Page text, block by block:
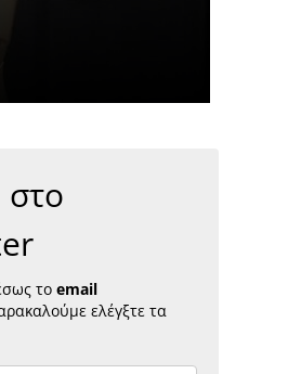
το email
ελέγξτε τα